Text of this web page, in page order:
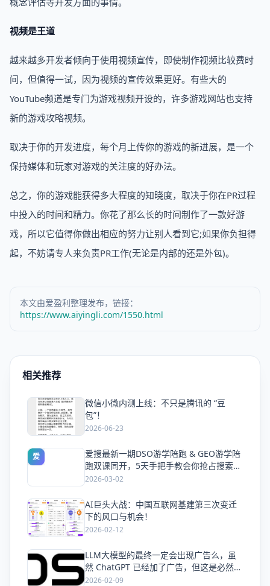
视频是王道
越来越多开发者倾向于使用视频宣传，即使制作视频比较费时
间，但值得一试，因为视频的宣传效果更好。有些大的
YouTube频道是专门为游戏视频开设的，许多游戏网站也支持
新的游戏攻略视频。
取决于你的开发进度，每个月上传你的游戏的新进展，是一个
保持媒体和玩家对游戏的关注度的好办法。
总之，你的游戏能获得多大程度的知晓度，取决于你在PR过程
中投入的时间和精力。你花了那么长的时间制作了一款好游
戏，所以它值得你做出相应的努力让别人看到它;如果你负担得
起，不妨请专人来负责PR工作(无论是内部的还是外包)。
本文由爱盈利整理发布，链接：
https://www.aiyingli.com/1550.html
相关推荐
爱
微信小微内测上线：不只是腾讯的 “豆
包”！
2026-06-23
爱
爱搜最新一期DSO游学陪跑 & GEO游学陪
跑双课同开，5天手把手教会你抢占搜索流
量
2026-03-02
爱
AI巨头大战：中国互联网基建第三次变迁
下的风口与机会！
2026-02-12
爱
LLM大模型的最终一定会出现广告么，虽
然 ChatGPT 已经加了广告，但这是必然终
局么？
2026-02-09